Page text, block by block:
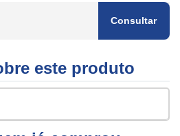
Consultar
este produto